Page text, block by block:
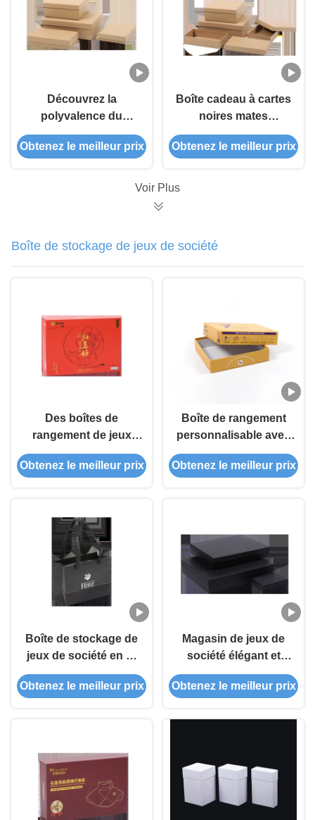
Découvrez la
polyvalence du
Solitaire à la souris
Obtenez le meilleur prix
Boîte cadeau à cartes
noires mates
classiques de forme
irrégulière
Obtenez le meilleur prix
Voir Plus
Boîte de stockage de jeux de société
Des boîtes de
rangement de jeux
robustes, une
protection élégante
Obtenez le meilleur prix
Boîte de rangement
personnalisable avec
conception
rectangulaire et
Obtenez le meilleur prix
Boîte de stockage de
jeux de société en or
et en argent
Obtenez le meilleur prix
Magasin de jeux de
société élégant et
moderne
Construction robuste
personnalisée
Obtenez le meilleur prix